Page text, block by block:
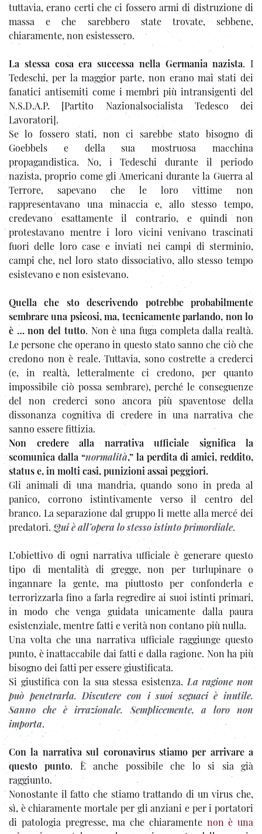
tuttavia, erano certi che ci fossero armi di distruzione di
massa e che sarebbero state trovate, sebbene,
chiaramente, non esistessero.
La stessa cosa era successa nella Germania nazista. I
Tedeschi, per la maggior parte, non erano mai stati dei
fanatici antisemiti come i membri più intransigenti del
N.S.D.A.P. [Partito Nazionalsocialista Tedesco dei
Lavoratori].
Se lo fossero stati, non ci sarebbe stato bisogno di
Goebbels e della sua mostruosa macchina
propagandistica. No, i Tedeschi durante il periodo
nazista, proprio come gli Americani durante la Guerra al
Terrore, sapevano che le loro vittime non
rappresentavano una minaccia e, allo stesso tempo,
credevano esattamente il contrario, e quindi non
protestavano mentre i loro vicini venivano trascinati
fuori delle loro case e inviati nei campi di sterminio,
campi che, nel loro stato dissociativo, allo stesso tempo
esistevano e non esistevano.
Quella che sto descrivendo potrebbe probabilmente
sembrare una psicosi, ma, tecnicamente parlando, non lo
è … non del tutto. Non è una fuga completa dalla realtà.
Le persone che operano in questo stato sanno che ciò che
credono non è reale. Tuttavia, sono costrette a crederci
(e, in realtà, letteralmente ci credono, per quanto
impossibile ciò possa sembrare), perché le conseguenze
del non crederci sono ancora più spaventose della
dissonanza cognitiva di credere in una narrativa che
sanno essere fittizia.
Non credere alla narrativa ufficiale significa la
scomunica dalla “normalità,” la perdita di amici, reddito,
status e, in molti casi, punizioni assai peggiori.
Gli animali di una mandria, quando sono in preda al
panico, corrono istintivamente verso il centro del
branco. La separazione dal gruppo li mette alla mercé dei
predatori. Qui è all’opera lo stesso istinto primordiale.
L’obiettivo di ogni narrativa ufficiale è generare questo
tipo di mentalità di gregge, non per turlupinare o
ingannare la gente, ma piuttosto per confonderla e
terrorizzarla fino a farla regredire ai suoi istinti primari,
in modo che venga guidata unicamente dalla paura
esistenziale, mentre fatti e verità non contano più nulla.
Una volta che una narrativa ufficiale raggiunge questo
punto, è inattaccabile dai fatti e dalla ragione. Non ha più
bisogno dei fatti per essere giustificata.
Si giustifica con la sua stessa esistenza. La ragione non
può penetrarla. Discutere con i suoi seguaci è inutile.
Sanno che è irrazionale. Semplicemente, a loro non
importa.
Con la narrativa sul coronavirus stiamo per arrivare a
questo punto. È anche possibile che lo si sia già
raggiunto.
Nonostante il fatto che stiamo trattando di un virus che,
sì, è chiaramente mortale per gli anziani e per i portatori
di patologia pregresse, ma che chiaramente non è una